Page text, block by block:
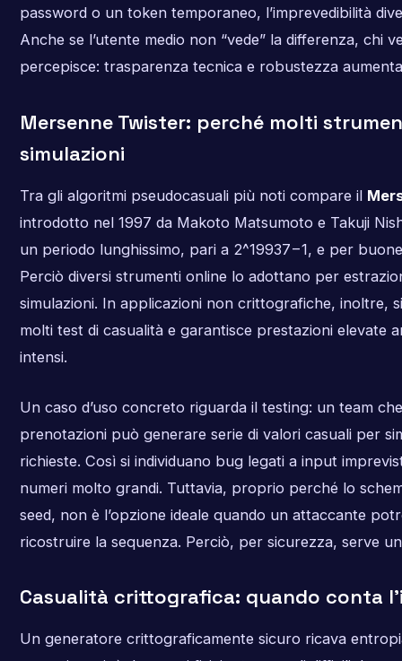
password o un token temporaneo, l’imprevedibilità
Anche se l’utente medio non “vede” la differenza, chi
percepisce: trasparenza tecnica e robustezza
Mersenne Twister: perché molti
simulazioni
Tra gli algoritmi pseudocasuali più noti compare il
introdotto nel 1997 da Makoto Matsumoto e Takuji
un periodo lunghissimo, pari a 2^19937−1, e per
Perciò diversi strumenti online lo adottano per
simulazioni. In applicazioni non crittografiche, inoltre,
molti test di casualità e garantisce prestazioni elevate
intensi.
Un caso d’uso concreto riguarda il testing: un team
prenotazioni può generare serie di valori casuali per
richieste. Così si individuano bug legati a input
numeri molto grandi. Tuttavia, proprio perché lo
seed, non è l’opzione ideale quando un attaccante
ricostruire la sequenza. Perciò, per sicurezza, serve
Casualità crittografica: quando conta
Un generatore crittograficamente sicuro ricava